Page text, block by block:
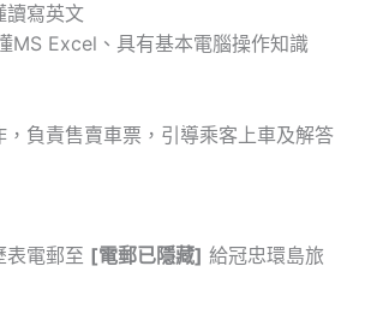
讀寫英文
MS Excel、具有基本電腦操作知識
，負責售賣車票，引導乘客上車及解答
表電郵至 [電郵已隱藏] 給冠忠環島旅